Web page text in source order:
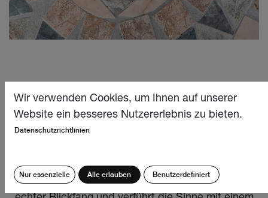
Apfel-Beeren
Früchtetee aus Apfel und Beeren erweitert. Mit
seiner zarten purpurroten Farbe ist dieser Tee ein
Wir verwenden Cookies, um Ihnen auf unserer
Website ein besseres Nutzererlebnis zu bieten.
Datenschutzrichtlinien
Nur essenzielle Alle erlauben Benutzerdefiniert